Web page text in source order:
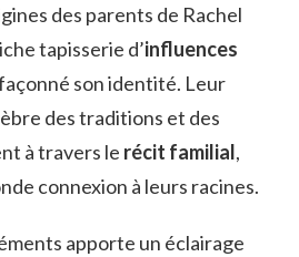
des parents de Rachel
tapisserie d’influences
son identité. Leur
des traditions et des
à travers le récit familial,
connexion à leurs racines.
apporte un éclairage